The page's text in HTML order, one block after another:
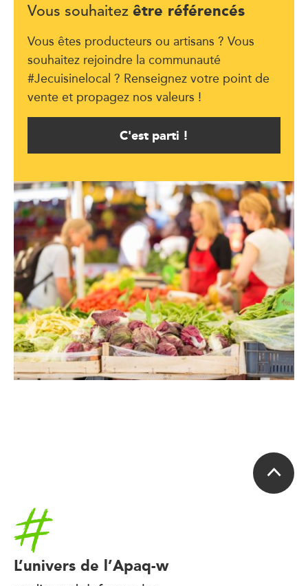
Vous souhaitez être référencés
Vous êtes producteurs ou artisans ? Vous
souhaitez rejoindre la communauté
#Jecuisinelocal ? Renseignez votre point de
vente et propagez nos valeurs !
C'est parti !
Accueil
L’univers de l’Apaq-w